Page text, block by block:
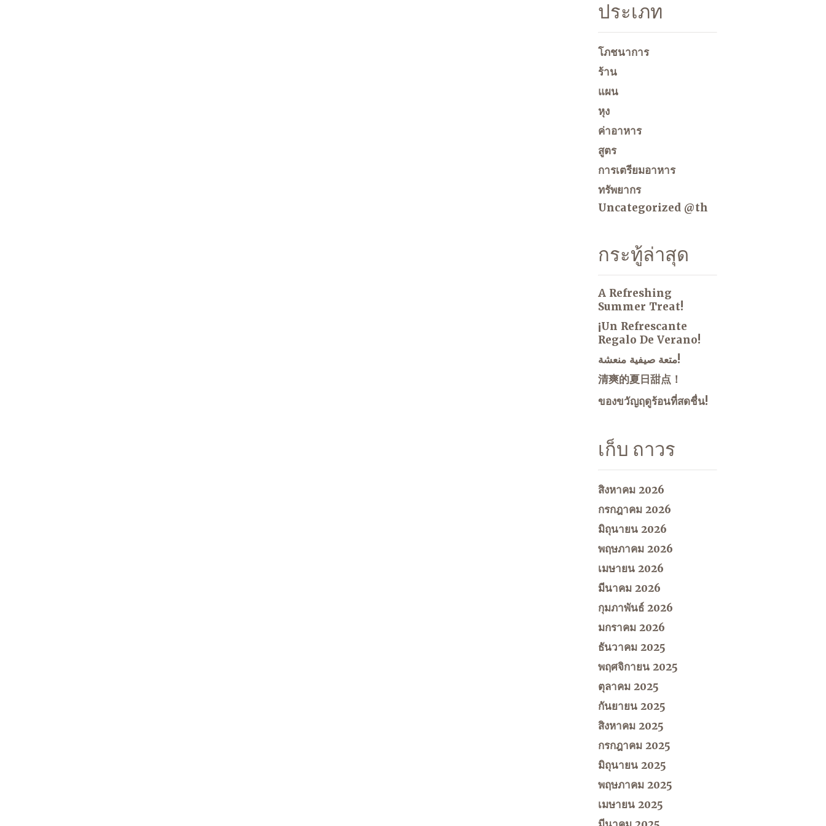
ประเภท
โภชนาการ
ร้าน
แผน
หุง
ค่าอาหาร
สูตร
การเตรียมอาหาร
ทรัพยากร
Uncategorized @th
กระทู้ล่าสุด
A Refreshing
Summer Treat!
¡Un Refrescante
Regalo De Verano!
متعة صيفية منعشة!
清爽的夏日甜点！
ของขวัญฤดูร้อนที่สดชื่น!
เก็บ ถาวร
สิงหาคม 2026
กรกฎาคม 2026
มิถุนายน 2026
พฤษภาคม 2026
เมษายน 2026
มีนาคม 2026
กุมภาพันธ์ 2026
มกราคม 2026
ธันวาคม 2025
พฤศจิกายน 2025
ตุลาคม 2025
กันยายน 2025
สิงหาคม 2025
กรกฎาคม 2025
มิถุนายน 2025
พฤษภาคม 2025
เมษายน 2025